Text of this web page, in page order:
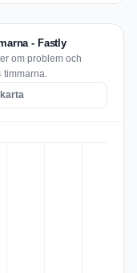
- Fastly
om problem och
timmarna.